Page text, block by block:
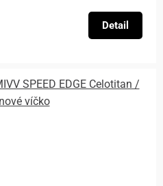
Detail
SPEED EDGE Celotitan /
víčko